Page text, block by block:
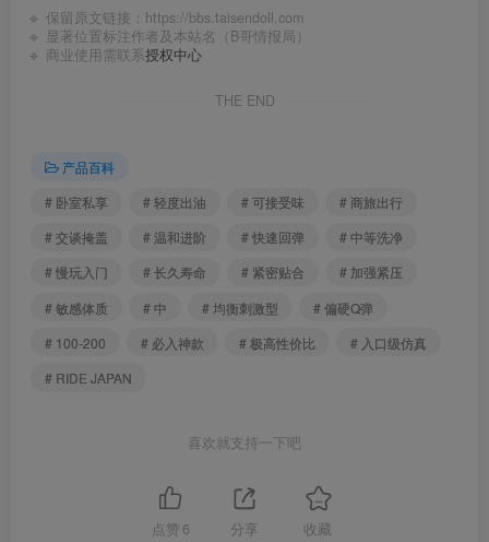
🔹 保留原文链接： https://bbs.taisendoll.com
🔹 显著位置标注作者及本站名（B哥情报局）
🔹 商业使用需联系授权中心
THE END
产品百科
# 卧室私享
# 轻度出油 # 可接受味
# 商旅出行
# 交谈掩盖
# 温和进阶 # 快速回弹
# 中等洗净
# 慢玩入门
# 长久寿命 # 紧密贴合
# 加强紧压
# 敏感体质
# 中 # 均衡刺激型
# 偏硬Q弹
# 100-200
# 必入神款 # 极高性价比
# 入口级仿真
# RIDE JAPAN
喜欢就支持一下吧
点赞 6 分享 收藏